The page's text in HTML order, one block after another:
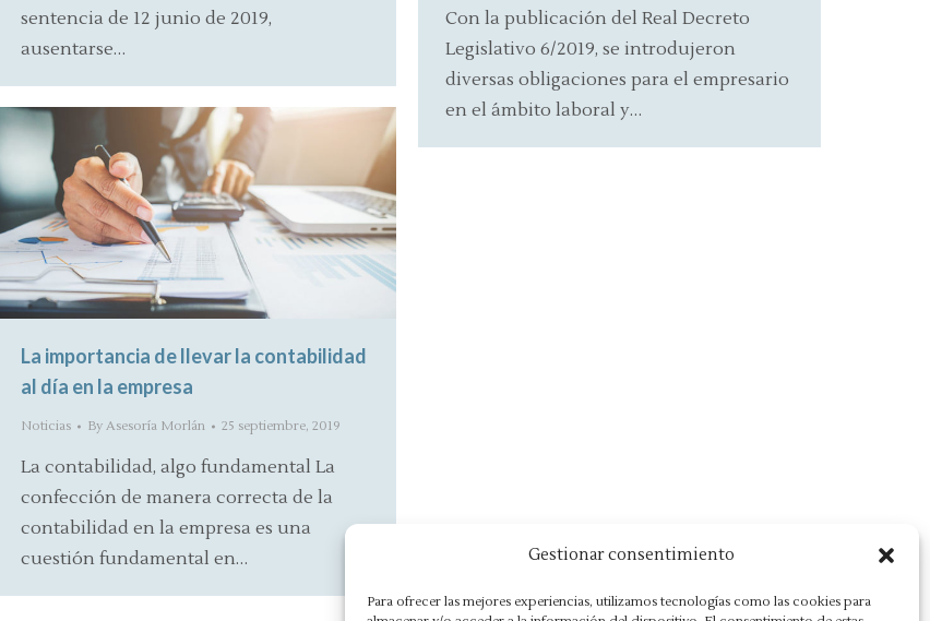
Gestionar consentimiento
Para ofrecer las mejores experiencias, utilizamos tecnologías como las cookies para
sentencia de 12 junio de 2019,
ausentarse…
Con la publicación del Real Decreto
Legislativo 6/2019, se introdujeron
diversas obligaciones para el empresario
en el ámbito laboral y…
La importancia de llevar la contabilidad
al día en la empresa
Noticias By Asesoría Morlán 25 septiembre, 2019
La contabilidad, algo fundamental La
confección de manera correcta de la
contabilidad en la empresa es una
cuestión fundamental en…